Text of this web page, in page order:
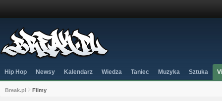
Hip Hop Newsy Kalendarz Wiedza Taniec Muzyka Sztuka
Break.pl Filmy